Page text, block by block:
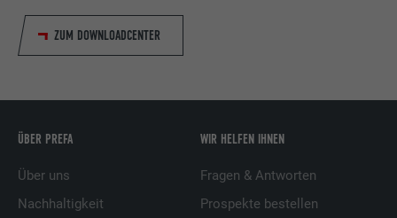
ZUM DOWNLOADCENTER
ÜBER PREFA
Über uns
Nachhaltigkeit
WIR HELFEN IHNEN
Fragen & Antworten
Prospekte bestellen